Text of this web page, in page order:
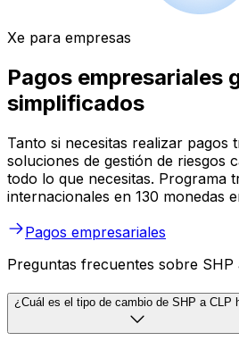
Xe para empresas
Pagos empresariales
simplificados
Tanto si necesitas realizar pagos
soluciones de gestión de riesgos
todo lo que necesitas. Programa
internacionales en 130 monedas
Pagos empresariales
Preguntas frecuentes sobre SHP
¿Cuál es el tipo de cambio de SHP a CLP